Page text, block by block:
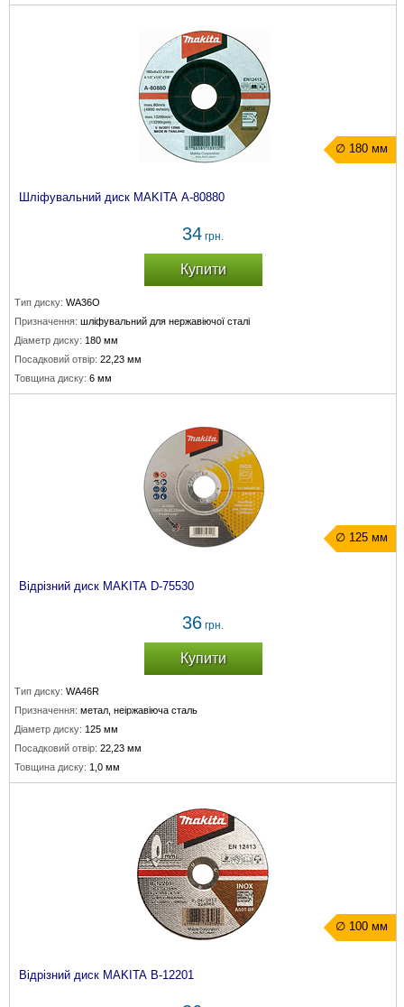
∅ 180 мм
Шліфувальний диск MAKITA A-80880
34 грн.
Купити
Тип диску: WA36O
Призначення: шліфувальний для нержавіючої сталі
Діаметр диску: 180 мм
Посадковий отвір: 22,23 мм
Товщина диску: 6 мм
∅ 125 мм
Відрізний диск MAKITA D-75530
36 грн.
Купити
Тип диску: WA46R
Призначення: метал, неіржавіюча сталь
Діаметр диску: 125 мм
Посадковий отвір: 22,23 мм
Товщина диску: 1,0 мм
∅ 100 мм
Відрізний диск MAKITA B-12201